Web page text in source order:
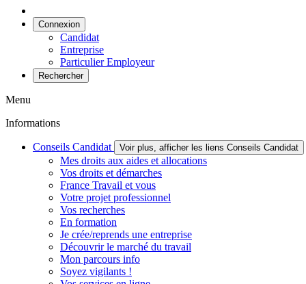
Connexion
Candidat
Entreprise
Particulier Employeur
Rechercher
Menu
Informations
Conseils Candidat Voir plus, afficher les liens Conseils Candidat
Mes droits aux aides et allocations
Vos droits et démarches
France Travail et vous
Votre projet professionnel
Vos recherches
En formation
Je crée/reprends une entreprise
Découvrir le marché du travail
Mon parcours info
Soyez vigilants !